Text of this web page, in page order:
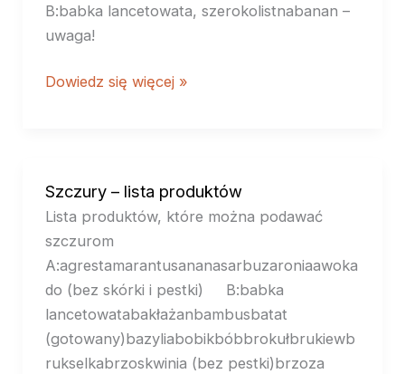
B:babka lancetowata, szerokolistnabanan –
uwaga!
Dowiedz się więcej »
Szczury – lista produktów
Lista produktów, które można podawać
szczurom
A:agrestamarantusananasarbuzaroniaawoka
do (bez skórki i pestki) B:babka
lancetowatabakłażanbambusbatat
(gotowany)bazyliabobikbóbbrokułbrukiewb
rukselkabrzoskwinia (bez pestki)brzoza
Szczury
–
lista
produktów